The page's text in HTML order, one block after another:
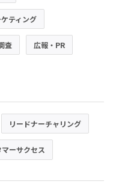
ティング
査 広報・PR
リードナーチャリング
ーサクセス